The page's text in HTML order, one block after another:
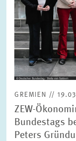
GREMIEN //
ZEW-
Bundestags
Peters